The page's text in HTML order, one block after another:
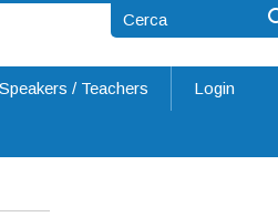
Speakers / Teachers Login